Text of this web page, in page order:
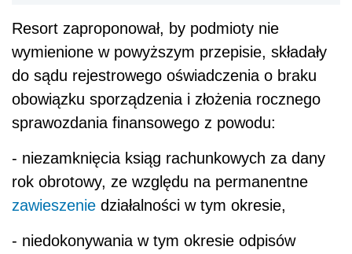
Resort zaproponował, by podmioty nie
wymienione w powyższym przepisie, składały
do sądu rejestrowego oświadczenia o braku
obowiązku sporządzenia i złożenia rocznego
sprawozdania finansowego z powodu:
- niezamknięcia ksiąg rachunkowych za dany
rok obrotowy, ze względu na permanentne
zawieszenie działalności w tym okresie,
- niedokonywania w tym okresie odpisów